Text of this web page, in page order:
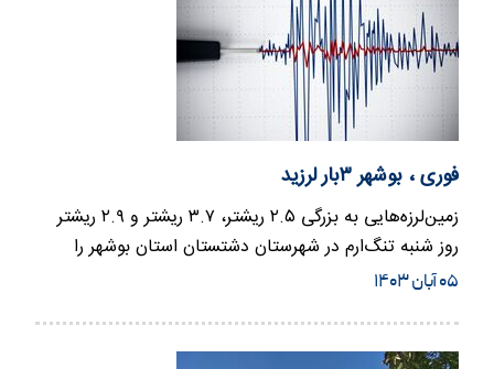
فوری ، بوشهر ۳بار لرزید
زمین‌لرزه‌هایی به بزرگی ۲.۵ ریشتر، ۳.۷ ریشتر و ۲.۹ ریشتر
روز شنبه تنگ‌ارم در شهرستان دشتستان استان بوشهر را
لرزاند.
۰۵ آبان ۱۴۰۳